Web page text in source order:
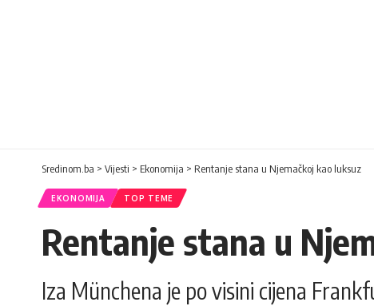
Sredinom.ba > Vijesti > Ekonomija > Rentanje stana u Njemačkoj kao luksuz
EKONOMIJA TOP TEME
Rentanje stana u
Iza Münchena je po visini cijena